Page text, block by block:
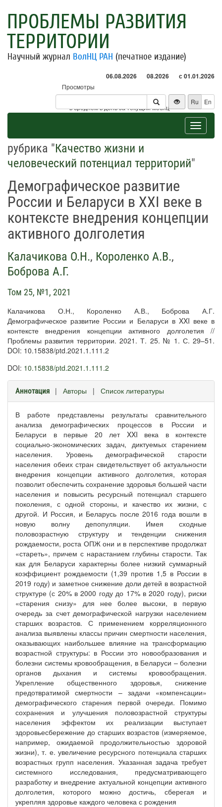
ПРОБЛЕМЫ РАЗВИТИЯ
ТЕРРИТОРИИ
Научный журнал ВолНЦ РАН (печатное издание)
06.08.2026 08.2026 с 01.01.2026
Просмотры
Посетители
* - в среднем в день за текущий месяц
Ru En
Toggle
рубрика "Качество жизни и
человеческий потенциал территорий"
Демографическое развитие
России и Беларуси в XXI веке в
контексте внедрения концепции
активного долголетия
Калачикова О.Н., Короленко А.В.,
Боброва А.Г.
Том 25, №1, 2021
Калачикова О.Н., Короленко А.В., Боброва А.Г.
Демографическое развитие России и Беларуси в XXI веке в
контексте внедрения концепции активного долголетия //
Проблемы развития территории. 2021. Т. 25. № 1. С. 29–51.
DOI: 10.15838/ptd.2021.1.111.2
DOI: 10.15838/ptd.2021.1.111.2
Аннотация | Авторы | Список литературы
В работе представлены результаты сравнительного
анализа демографических процессов в России и
Беларуси в первые 20 лет XXI века в контексте
социально-экономических задач, диктуемых старением
населения. Уровень демографической старости
населения обеих стран свидетельствует об актуальности
внедрения концепции активного долголетия, которая
позволит обеспечить сохранение здоровья большей части
населения и повысить ресурсный потенциал старшего
поколения, с одной стороны, и качество их жизни, с
другой. И Россия, и Беларусь после 2016 года вошли в
новую волну депопуляции. Имея сходные
половозрастную структуру и тенденции снижения
рождаемости, роста ОПЖ они и в перспективе продолжат
«стареть», причем с нарастанием глубины старости. Так
как для Беларуси характерны более низкий суммарный
коэффициент рождаемости (1,39 против 1,5 в России в
2019 году) и заметное снижение доли детей в возрастной
структуре (с 20% в 2000 году до 17% в 2020 году), риски
«старения снизу» для нее более высоки, в первую
очередь за счет демографической нагрузки населением
старших возрастов. С применением корреляционного
анализа выявлены классы причин смертности населения,
оказывающих наибольшее влияние на трансформацию
возрастной структуры: в России это новообразования и
болезни системы кровообращения, в Беларуси – болезни
органов дыхания и системы кровообращения.
Укрепление общественного здоровья, снижение
предотвратимой смертности – задачи «компенсации»
демографического старения первой очереди. Помимо
сохранения и улучшения половозрастной структуры
населения эффектом их реализации выступает
здоровьесбережение до старших возрастов (измеряемое,
например, ожидаемой продолжительностью здоровой
жизни), т. е. увеличение ресурсного потенциала старших
возрастных групп населения. Указанная задача требует
системного исследования, предусматривающего
разработку и внедрение актуальной концепции активного
долголетия, которого можно достичь, сберегая и
укрепляя здоровье каждого человека с рождения